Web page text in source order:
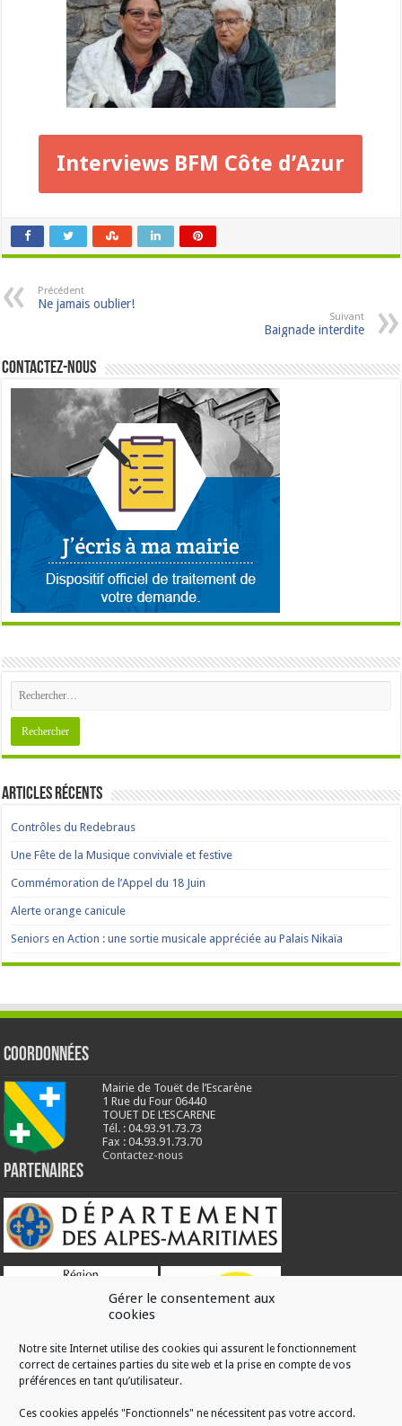
Gérer le consentement aux
cookies
Notre site Internet utilise des cookies qui assurent le fonctionnement
correct de certaines parties du site web et la prise en compte de vos
préférences en tant qu’utilisateur.
Ces cookies appelés "Fonctionnels" ne nécessitent pas votre accord.
Interviews BFM Côte d’Azur
Précédent
Ne jamais oublier!
Suivant
Baignade interdite
Contactez-nous
Articles récents
Contrôles du Redebraus
Une Fête de la Musique conviviale et festive
Commémoration de l’Appel du 18 Juin
Alerte orange canicule
Seniors en Action : une sortie musicale appréciée au Palais Nikaïa
Coordonnées
Mairie de Touët de l’Escarène
1 Rue du Four 06440
TOUET DE L’ESCARENE
Tél. : 04.93.91.73.73
Fax : 04.93.91.73.70
Contactez-nous
Partenaires
RÉALISATION